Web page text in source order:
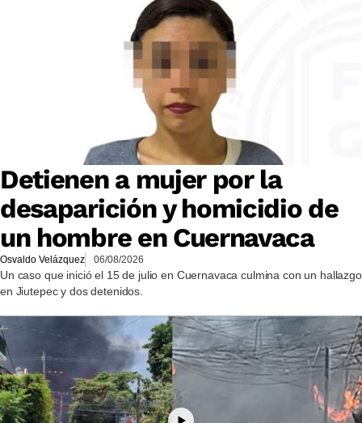
Detienen a mujer por la
desaparición y homicidio de
un hombre en Cuernavaca
Osvaldo Velázquez 06/08/2026
Un caso que inició el 15 de julio en Cuernavaca culmina con un hallazgo
en Jiutepec y dos detenidos.